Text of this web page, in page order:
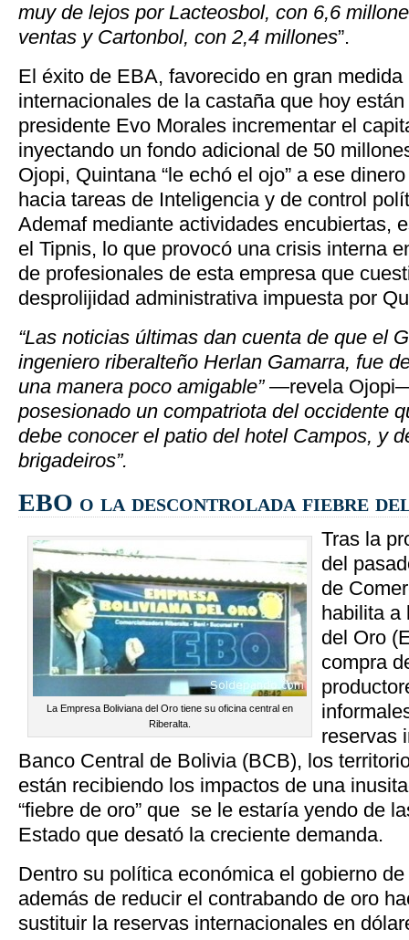
muy de lejos por Lacteosbol, con 6,6
ventas y Cartonbol, con 2,4 millones”.
El éxito de EBA, favorecido en gran
internacionales de la castaña que hoy
presidente Evo Morales incrementar el
inyectando un fondo adicional de 50
Ojopi, Quintana “le echó el ojo” a ese
hacia tareas de Inteligencia y de control
Ademaf mediante actividades encubiertas,
el Tipnis, lo que provocó una crisis interna
de profesionales de esta empresa que
desprolijidad administrativa impuesta por
“Las noticias últimas dan cuenta de que el
ingeniero riberalteño Herlan Gamarra, fue
una manera poco amigable”—revela
posesionado un compatriota del occidente
debe conocer el patio del hotel Campos, y
brigadeiros”.
EBO o la descontrolada fiebre
La Empresa Boliviana del Oro tiene su oficina central en
Riberalta.
Tras la
del
de
habilita a
del Oro
compra
reservas
Banco Central de Bolivia (BCB), los
están recibiendo los impactos de una
“fiebre de oro” que se le estaría yendo de
Estado que desató la creciente demanda.
Dentro su política económica el gobierno
además de reducir el contrabando de oro
sustituir la reservas internacionales en